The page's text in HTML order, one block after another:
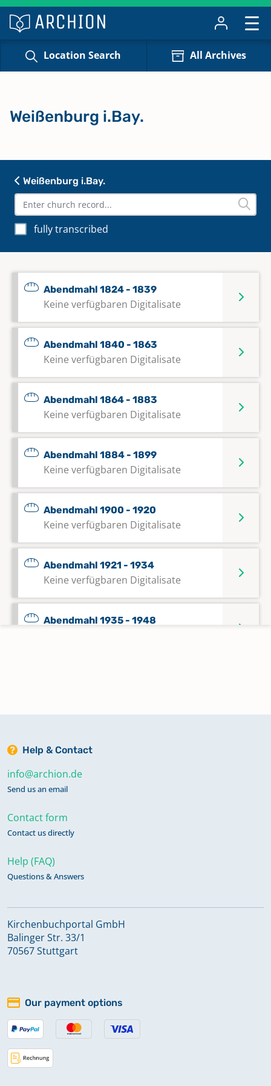
Location Search All Archives
Weißenburg i.Bay.
fully transcribed
Abendmahl 1824 - 1839
Keine verfügbaren Digitalisate
Abendmahl 1840 - 1863
Keine verfügbaren Digitalisate
Abendmahl 1864 - 1883
Keine verfügbaren Digitalisate
Abendmahl 1884 - 1899
Keine verfügbaren Digitalisate
Abendmahl 1900 - 1920
Keine verfügbaren Digitalisate
Abendmahl 1921 - 1934
Keine verfügbaren Digitalisate
Abendmahl 1935 - 1948
Keine verfügbaren Digitalisate
Abendmahl 2006 - 2022
Alphabetisches Register zu
Bestattungen 1584 - 1701
Keine verfügbaren Digitalisate
Alphabetisches Register zu
Bestattungen 1805 - 1922
Alphabetisches Register zu
Kirchenaustritten 1950 - 1980
Keine verfügbaren Digitalisate
Weißenburg i.Bay.
Help & Contact
info@archion.de
Send us an email
Contact form
Contact us directly
Help (FAQ)
Questions & Answers
Kirchenbuchportal GmbH
Balinger Str. 33/1
70567 Stuttgart
Our payment options